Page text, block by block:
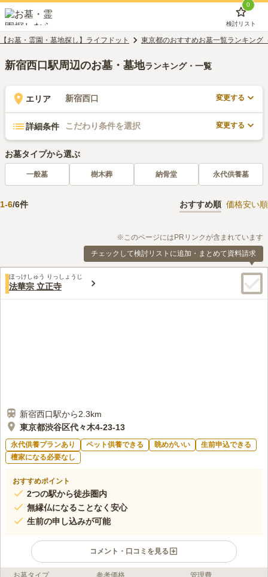
0
検討リスト
【お墓・霊園・墓地探し】ライフドット 東京都のおすすめお墓一覧ランキング
新宿西口駅周辺のお墓・墓地ランキング・一覧
エリア 新宿西口 変更する
詳細条件 こだわり条件を選択 変更する
お墓タイプから選ぶ
一般墓 樹木葬 納骨堂 永代供養墓
1-6/6件 おすすめ順 価格安い順
※このページにはPRリンクが含まれています
チェックして検討リストに追加・まとめて資料請求
ほっけしゅう りっしょうじ
法華宗 立正寺
新宿西口駅から2.3km
東京都渋谷区代々木4-23-13
永代供養プランあり ペット供養できる 眺めがいい
生前申込できる
檀家になる必要なし
おすすめポイント
2つの駅から徒歩圏内
無縁仏になることなく安心
生前の申し込みが可能
コメント・口コミを見る
お墓タイプ 参考価格 管理費